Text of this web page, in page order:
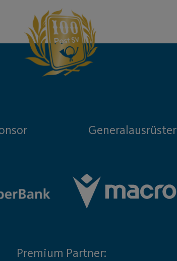
Generalausrüster
Premium Partner: